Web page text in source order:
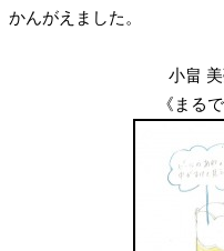
かんがえました。
小畠
《まる